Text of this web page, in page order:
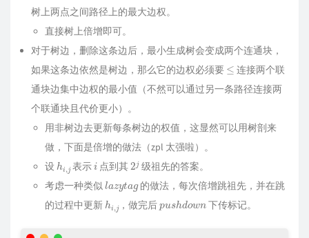
int a = read
    }
for (int i = 1 ; i <= m; i ++ ) {
        c[live_].
push(i);
    }
while (q -- ) {
int a = read(), b = read (), k =
        Queue ans =
getmin(a, b, k);
if (ans. size() == 0)
else {
printf("%d " , min
for (int i = ans.ql; i <=
        }
树上两点之间路径上的最大边权。
直接树上倍增即可。
对于树边，删除这条边后，最小生成树会变成两个连通块，
如果这条边依然是树边，那么它的边权必须要
连接两个联
通块边集中边权的最小值（不然可以通过另一条路径连接两
个联通块且代价更小）。
用非树边去更新每条树边的权值，这显然可以用树剖来
做，下面是倍增的做法（zpl 太强啦）。
设 h 表示i 点到其 2j 级祖先的答案。
考虑一种类似 l a
的做法，每次倍增跳祖先，并在跳
的过程中更新 h ，做完后 h do 下传标记。